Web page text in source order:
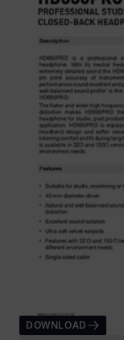
DOWNLOAD